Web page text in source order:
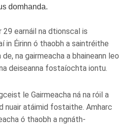
domhanda.
29 earnáil na dtionscal is
in Éirinn ó thaobh a saintréithe
na gairmeacha a bhaineann leo
deiseanna fostaíochta iontu.
le Gairmeacha ná na róil a
nuair atáimid fostaithe. Amharc
ó thaobh a ngnáth-